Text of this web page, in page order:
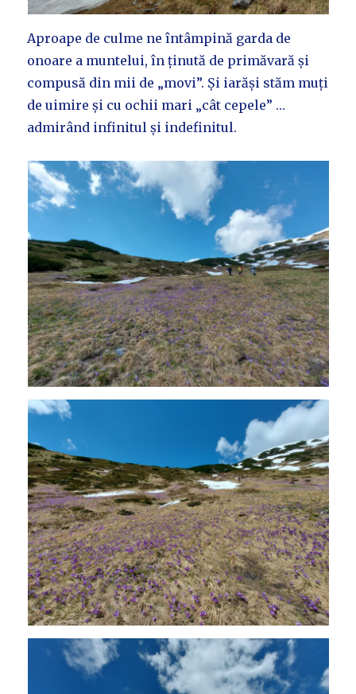
Aproape de culme ne întâmpină garda de
onoare a muntelui, în ținută de primăvară și
compusă din mii de „movi”. Și iarăși stăm muți
de uimire și cu ochii mari „cât cepele” …
admirând infinitul și indefinitul.